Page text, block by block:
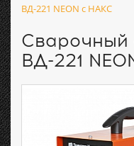
ВД-221 NEON с НАКС
ВД-221